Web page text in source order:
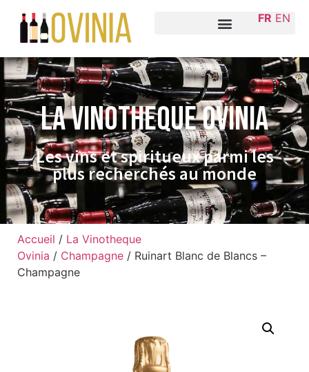
FR EN
La VINOTHEQUE Ovinia
Les vins et spiritueux parmi les
plus recherchés au monde
Accueil / La Vinotheque
Ovinia / Champagne / Ruinart Blanc de Blancs –
Champagne